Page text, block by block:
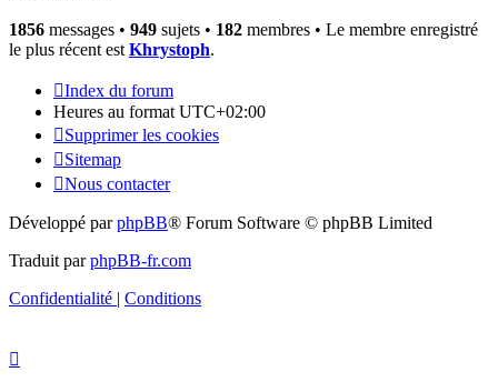
1856 messages • 949 sujets • 182 membres • Le membre enregistré
le plus récent est Khrystoph.
Index du forum
Heures au format UTC+02:00
Supprimer les cookies
Sitemap
Nous contacter
Développé parphpBB® Forum Software © phpBB Limited
Traduit parphpBB-fr.com
Confidentialité | Conditions